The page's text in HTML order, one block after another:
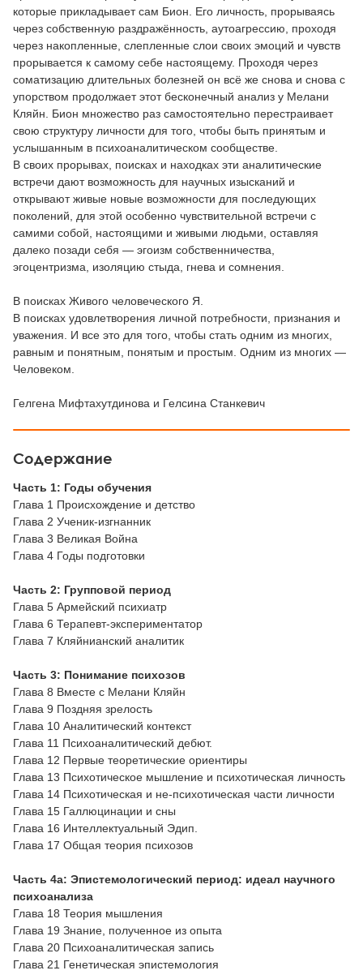
которые прикладывает сам Бион. Его личность, прорываясь
через собственную раздражённость, аутоагрессию, проходя
через накопленные, слепленные слои своих эмоций и чувств
прорывается к самому себе настоящему. Проходя через
соматизацию длительных болезней он всё же снова и снова с
упорством продолжает этот бесконечный анализ у Мелани
Кляйн. Бион множество раз самостоятельно перестраивает
свою структуру личности для того, чтобы быть принятым и
услышанным в психоаналитическом сообществе.
В своих прорывах, поисках и находках эти аналитические
встречи дают возможность для научных изысканий и
открывают живые новые возможности для последующих
поколений, для этой особенно чувствительной встречи с
самими собой, настоящими и живыми людьми, оставляя
далеко позади себя — эгоизм собственничества,
эгоцентризма, изоляцию стыда, гнева и сомнения.
В поисках Живого человеческого Я.
В поисках удовлетворения личной потребности, признания и
уважения. И все это для того, чтобы стать одним из многих,
равным и понятным, понятым и простым. Одним из многих —
Человеком.
Гелгена Мифтахутдинова и Гелсина Станкевич
Содержание
Часть 1: Годы обучения
Глава 1 Происхождение и детство
Глава 2 Ученик-изгнанник
Глава 3 Великая Война
Глава 4 Годы подготовки
Часть 2: Групповой период
Глава 5 Армейский психиатр
Глава 6 Терапевт-экспериментатор
Глава 7 Кляйнианский аналитик
Часть 3: Понимание психозов
Глава 8 Вместе с Мелани Кляйн
Глава 9 Поздняя зрелость
Глава 10 Аналитический контекст
Глава 11 Психоаналитический дебют.
Глава 12 Первые теоретические ориентиры
Глава 13 Психотическое мышление и психотическая личность
Глава 14 Психотическая и не-психотическая части личности
Глава 15 Галлюцинации и сны
Глава 16 Интеллектуальный Эдип.
Глава 17 Общая теория психозов
Часть 4а: Эпистемологический период: идеал научного
психоанализа
Глава 18 Теория мышления
Глава 19 Знание, полученное из опыта
Глава 20 Психоаналитическая запись
Глава 21 Генетическая эпистемология